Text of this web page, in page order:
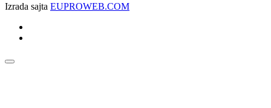
Izrada sajta EUPROWEB.COM